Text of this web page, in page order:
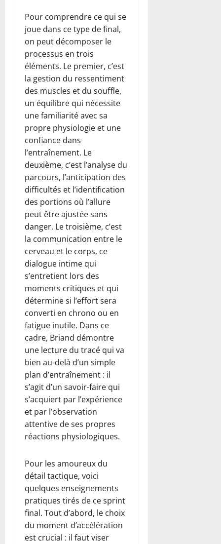
Pour comprendre ce qui se
joue dans ce type de final,
on peut décomposer le
processus en trois
éléments. Le premier, c’est
la gestion du ressentiment
des muscles et du souffle,
un équilibre qui nécessite
une familiarité avec sa
propre physiologie et une
confiance dans
l’entraînement. Le
deuxième, c’est l’analyse du
parcours, l’anticipation des
difficultés et l’identification
des portions où l’allure
peut être ajustée sans
danger. Le troisième, c’est
la communication entre le
cerveau et le corps, ce
dialogue intime qui
s’entretient lors des
moments critiques et qui
détermine si l’effort sera
converti en chrono ou en
fatigue inutile. Dans ce
cadre, Briand démontre
une lecture du tracé qui va
bien au-delà d’un simple
plan d’entraînement : il
s’agit d’un savoir-faire qui
s’acquiert par l’expérience
et par l’observation
attentive de ses propres
réactions physiologiques.
Pour les amoureux du
détail tactique, voici
quelques enseignements
pratiques tirés de ce sprint
final. Tout d’abord, le choix
du moment d’accélération
est crucial : il faut viser